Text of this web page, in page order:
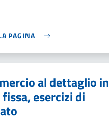
PAGINA
al dettaglio in
esercizi di